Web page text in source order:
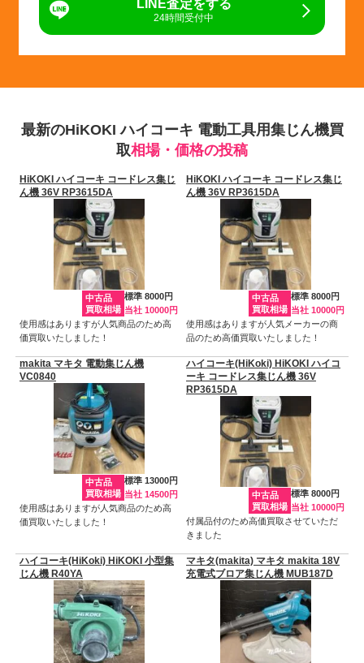
LINE査定をする
24時間受付中
最新のHiKOKI ハイコーキ 電動工具用集じん機買
取相場・価格の投稿
HiKOKI ハイコーキ コードレス集じ
ん機 36V RP3615DA
中古品
買取相場
標準 8000円
当社 10000円
使用感はありますが人気商品のため高
価買取いたしました！
HiKOKI ハイコーキ コードレス集じ
ん機 36V RP3615DA
中古品
買取相場
標準 8000円
当社 10000円
使用感はありますが人気メーカーの商
品のため高価買取いたしました！
makita マキタ 電動集じん機
VC0840
中古品
買取相場
標準 13000円
当社 14500円
使用感はありますが人気商品のため高
価買取いたしました！
ハイコーキ(HiKoki) HiKOKI ハイコ
ーキ コードレス集じん機 36V
RP3615DA
中古品
買取相場
標準 8000円
当社 10000円
付属品付のため高価買取させていただ
きました
ハイコーキ(HiKoki) HiKOKI 小型集
じん機 R40YA
マキタ(makita) マキタ makita 18V
充電式ブロア集じん機 MUB187D